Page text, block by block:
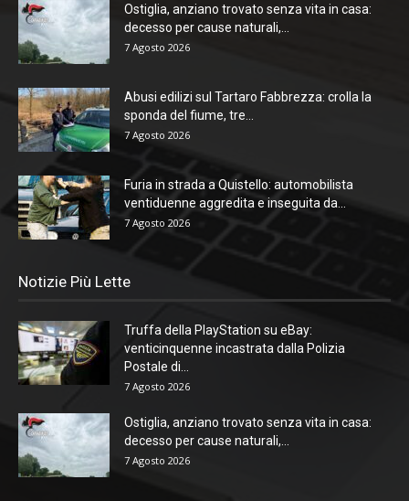
Ostiglia, anziano trovato senza vita in casa:
decesso per cause naturali,...
7 Agosto 2026
Abusi edilizi sul Tartaro Fabbrezza: crolla la
sponda del fiume, tre...
7 Agosto 2026
Furia in strada a Quistello: automobilista
ventiduenne aggredita e inseguita da...
7 Agosto 2026
Notizie Più Lette
Truffa della PlayStation su eBay:
venticinquenne incastrata dalla Polizia
Postale di...
7 Agosto 2026
Ostiglia, anziano trovato senza vita in casa:
decesso per cause naturali,...
7 Agosto 2026